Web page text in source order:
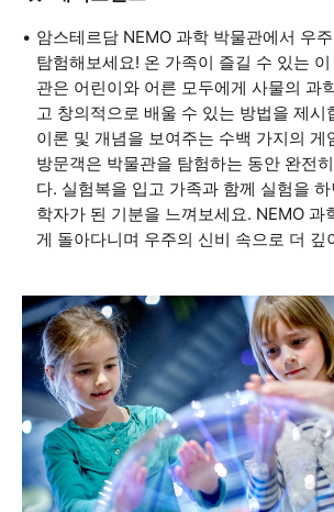
암스테르담 NEMO 과학 박물관에서 우
탐험해보세요! 온 가족이 즐길 수 있는
관은 어린이와 어른 모두에게 사물의 과
고 창의적으로 배울 수 있는 방법을 제시
이론 및 개념을 보여주는 수백 가지의 게
방문객은 박물관을 탐험하는 동안 완전
다. 실험복을 입고 가족과 함께 실험을
학자가 된 기분을 느껴보세요. NEMO 과
게 돌아다니며 우주의 신비 속으로 더 깊